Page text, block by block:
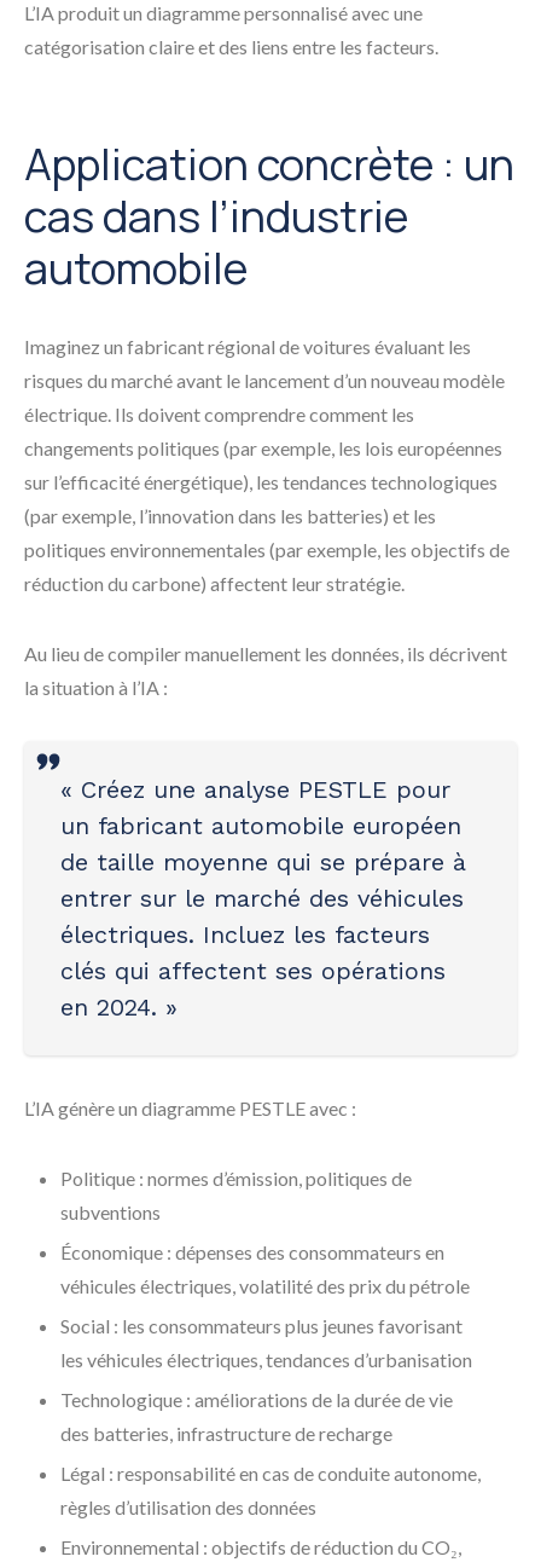
L’IA produit un diagramme personnalisé avec une
catégorisation claire et des liens entre les facteurs.
Application concrète : un
cas dans l’industrie
automobile
Imaginez un fabricant régional de voitures évaluant les
risques du marché avant le lancement d’un nouveau modèle
électrique. Ils doivent comprendre comment les
changements politiques (par exemple, les lois européennes
sur l’efficacité énergétique), les tendances technologiques
(par exemple, l’innovation dans les batteries) et les
politiques environnementales (par exemple, les objectifs de
réduction du carbone) affectent leur stratégie.
Au lieu de compiler manuellement les données, ils décrivent
la situation à l’IA :
« Créez une analyse PESTLE pour
un fabricant automobile européen
de taille moyenne qui se prépare à
entrer sur le marché des véhicules
électriques. Incluez les facteurs
clés qui affectent ses opérations
en 2024. »
L’IA génère un diagramme PESTLE avec :
Politique : normes d’émission, politiques de
subventions
Économique : dépenses des consommateurs en
véhicules électriques, volatilité des prix du pétrole
Social : les consommateurs plus jeunes favorisant
les véhicules électriques, tendances d’urbanisation
Technologique : améliorations de la durée de vie
des batteries, infrastructure de recharge
Légal : responsabilité en cas de conduite autonome,
règles d’utilisation des données
Environnemental : objectifs de réduction du CO₂,